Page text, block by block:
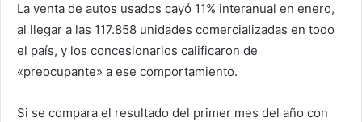
La venta de autos usados cayó 11% interanual en enero,
al llegar a las 117.858 unidades comercializadas en todo
el país, y los concesionarios calificaron de
«preocupante» a ese comportamiento.
Si se compara el resultado del primer mes del año con